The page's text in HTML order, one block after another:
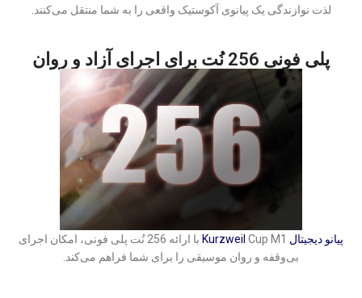
لذت نوازندگی یک پیانوی آکوستیک واقعی را به شما منتقل می‌کنند.
پلی فونی 256 نُت برای اجرای آزاد و روان
پیانو دیجیتال Kurzweil
Cup M1 با ارائه 256 نُت پلی فونی، امکان اجرای
بی‌وقفه و روان موسیقی را برای شما فراهم می‌کند.